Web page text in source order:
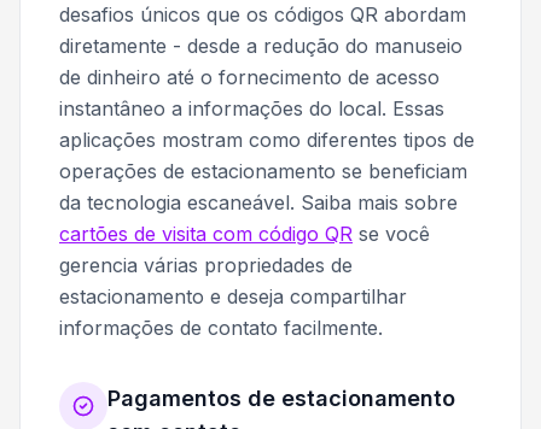
desafios únicos que os códigos QR abordam
diretamente - desde a redução do manuseio
de dinheiro até o fornecimento de acesso
instantâneo a informações do local. Essas
aplicações mostram como diferentes tipos de
operações de estacionamento se beneficiam
da tecnologia escaneável. Saiba mais sobre
cartões de visita com código QR se você
gerencia várias propriedades de
estacionamento e deseja compartilhar
informações de contato facilmente.
Pagamentos de estacionamento